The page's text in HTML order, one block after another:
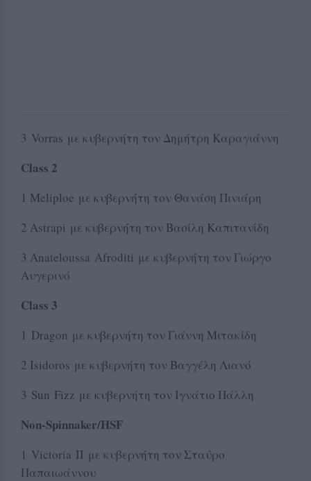
3 Vorras με κυβερνήτη τον Δημήτρη Καραγιάννη
Class 2
1 Μeliploe με κυβερνήτη τον Θανάση Πινιάρη
2 Αstrapi με κυβερνήτη τον Βασίλη Καπιτανίδη
3 Αnateloussa Afroditi με κυβερνήτη τον Γιώργο
Αυγερινό
Class 3
1 Dragon με κυβερνήτη τον Γιάννη Μιτακίδη
2 Ιsidoros με κυβερνήτη τον Βαγγέλη Λιανό
3 Sun Fizz με κυβερνήτη τον Ιγνάτιο Πάλλη
Non-Spinnaker/HSF
1 Victoria II με κυβερνήτη τον Σταύρο
Παπαιωάννου